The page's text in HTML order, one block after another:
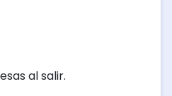
al salir.